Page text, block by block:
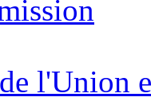
l'Union